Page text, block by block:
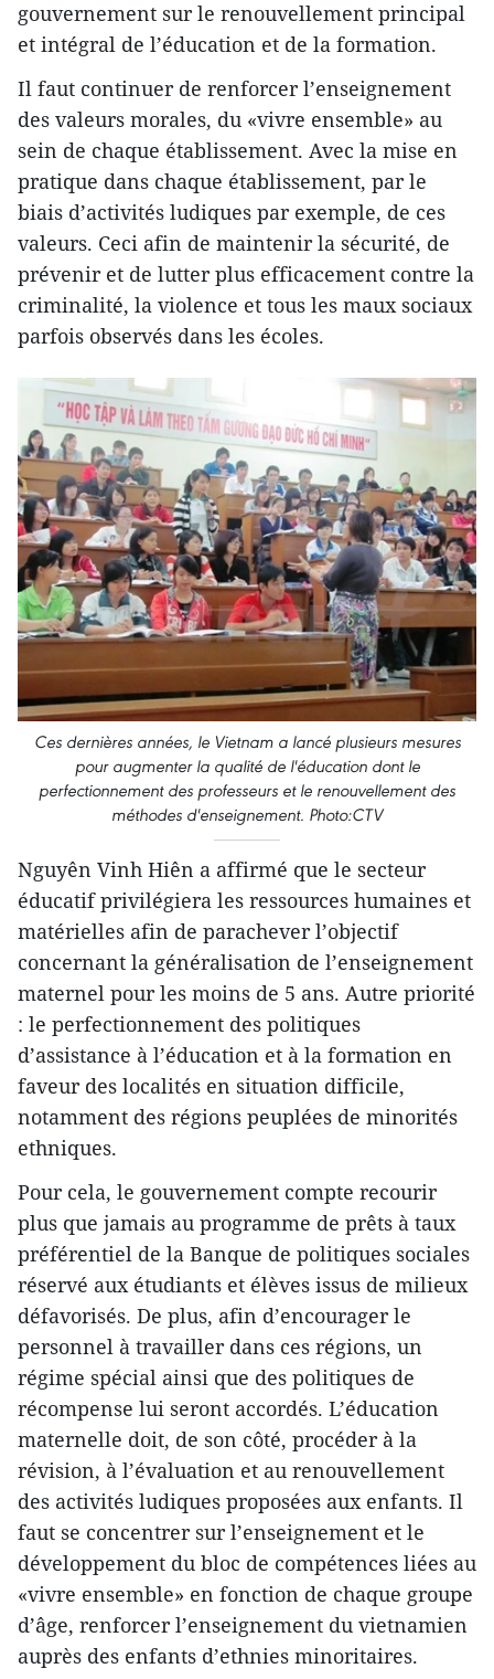
gouvernement sur le renouvellement principal
et intégral de l’éducation et de la formation.
Il faut continuer de renforcer l’enseignement
des valeurs morales, du «vivre ensemble» au
sein de chaque établissement. Avec la mise en
pratique dans chaque établissement, par le
biais d’activités ludiques par exemple, de ces
valeurs. Ceci afin de maintenir la sécurité, de
prévenir et de lutter plus efficacement contre la
criminalité, la violence et tous les maux sociaux
parfois observés dans les écoles.
Ces dernières années, le Vietnam a lancé plusieurs mesures
pour augmenter la qualité de l'éducation dont le
perfectionnement des professeurs et le renouvellement des
méthodes d'enseignement. Photo:CTV
Nguyên Vinh Hiên a affirmé que le secteur
éducatif privilégiera les ressources humaines et
matérielles afin de parachever l’objectif
concernant la généralisation de l’enseignement
maternel pour les moins de 5 ans. Autre priorité
: le perfectionnement des politiques
d’assistance à l’éducation et à la formation en
faveur des localités en situation difficile,
notamment des régions peuplées de minorités
ethniques.
Pour cela, le gouvernement compte recourir
plus que jamais au programme de prêts à taux
préférentiel de la Banque de politiques sociales
réservé aux étudiants et élèves issus de milieux
défavorisés. De plus, afin d’encourager le
personnel à travailler dans ces régions, un
régime spécial ainsi que des politiques de
récompense lui seront accordés. L’éducation
maternelle doit, de son côté, procéder à la
révision, à l’évaluation et au renouvellement
des activités ludiques proposées aux enfants. Il
faut se concentrer sur l’enseignement et le
développement du bloc de compétences liées au
«vivre ensemble» en fonction de chaque groupe
d’âge, renforcer l’enseignement du vietnamien
auprès des enfants d’ethnies minoritaires.